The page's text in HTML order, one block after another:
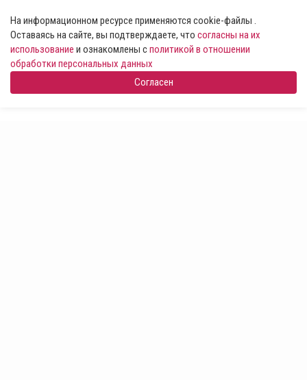
На информационном ресурсе применяются cookie-файлы .
Оставаясь на сайте, вы подтверждаете, что согласны на их
использование и ознакомлены сполитикой в отношении
обработки персональных данных
Согласен